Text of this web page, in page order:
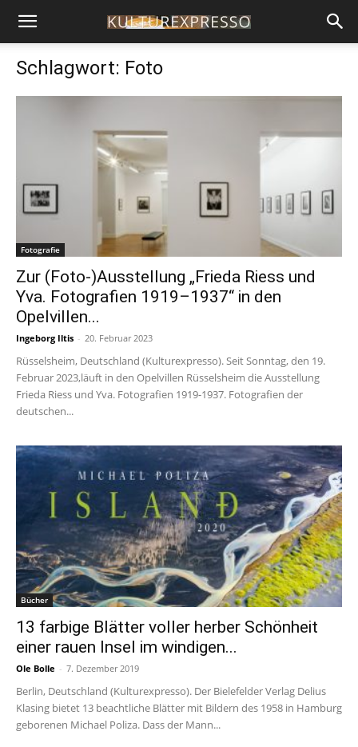
Schlagwort: Foto
Fotografie
Zur (Foto-)Ausstellung „Frieda Riess und
Yva. Fotografien 1919–1937“ in den
Opelvillen...
Ingeborg Iltis - 20. Februar 2023
Rüsselsheim, Deutschland (Kulturexpresso). Seit Sonntag, den 19.
Februar 2023,läuft in den Opelvillen Rüsselsheim die Ausstellung
Frieda Riess und Yva. Fotografien 1919-1937. Fotografien der
deutschen...
Bücher
13 farbige Blätter voller herber Schönheit
einer rauen Insel im windigen...
Ole Bolle - 7. Dezember 2019
Berlin, Deutschland (Kulturexpresso). Der Bielefelder Verlag Delius
Klasing bietet 13 beachtliche Blätter mit Bildern des 1958 in Hamburg
geborenen Michael Poliza. Dass der Mann...